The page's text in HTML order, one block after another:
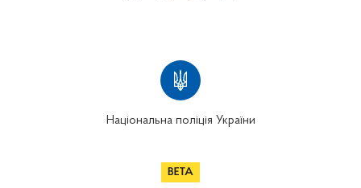
Національна поліція України